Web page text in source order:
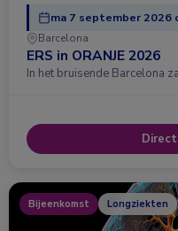
ma 7 september 2026
Barcelona
ERS in ORANJE 2026
In het bruisende Barcelona
Bijeenkomst Longziekten